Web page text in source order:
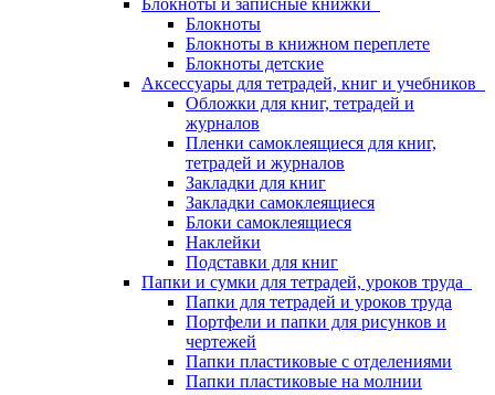
Блокноты и записные книжки
Блокноты
Блокноты в книжном переплете
Блокноты детские
Аксессуары для тетрадей, книг и учебников
Обложки для книг, тетрадей и
журналов
Пленки самоклеящиеся для книг,
тетрадей и журналов
Закладки для книг
Закладки самоклеящиеся
Блоки самоклеящиеся
Наклейки
Подставки для книг
Папки и сумки для тетрадей, уроков труда
Папки для тетрадей и уроков труда
Портфели и папки для рисунков и
чертежей
Папки пластиковые с отделениями
Папки пластиковые на молнии